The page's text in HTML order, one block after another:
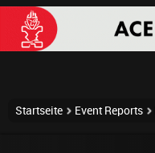
Startseite Event Reports